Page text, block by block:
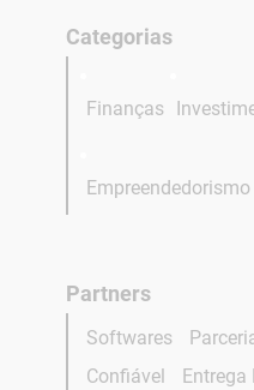
Categorias
Finanças
Empreendedorismo
Partners
Softwares
Confiável
Entrega